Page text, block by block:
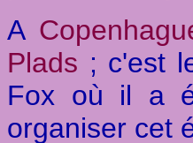
A
Plads ; c'est
Fox où il a
organiser cet